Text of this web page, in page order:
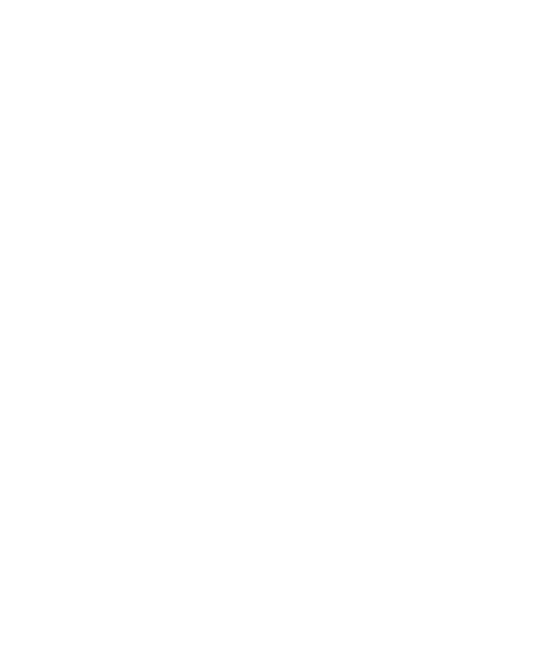
MP para
5 mudanças
CRCPE
Receita Federal publica
Receita libera amanhã
Publicado edital do